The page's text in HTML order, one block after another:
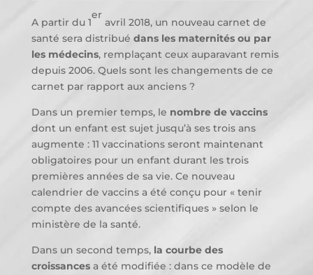
A partir du 1
er
avril 2018, un nouveau carnet de
santé sera distribué dans les maternités ou par
les médecins, remplaçant ceux auparavant remis
depuis 2006. Quels sont les changements de ce
carnet par rapport aux anciens ?
Dans un premier temps, le nombre de vaccins
dont un enfant est sujet jusqu’à ses trois ans
augmente : 11 vaccinations seront maintenant
obligatoires pour un enfant durant les trois
premières années de sa vie. Ce nouveau
calendrier de vaccins a été conçu pour « tenir
compte des avancées scientifiques » selon le
ministère de la santé.
Dans un second temps, la courbe des
croissancesa été modifiée : dans ce modèle de